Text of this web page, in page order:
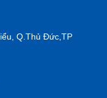
Q.Thủ Đức,TP